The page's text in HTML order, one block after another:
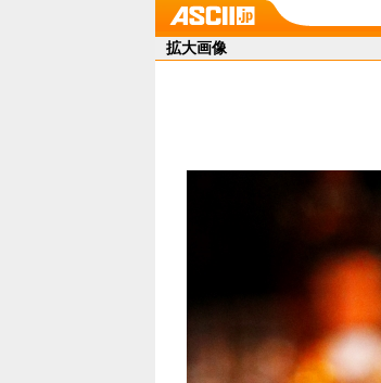
拡大画像